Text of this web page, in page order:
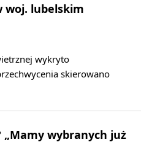
woj. lubelskim
wykryto
skierowano
„Mamy wybranych już